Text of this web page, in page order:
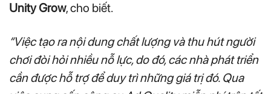
Unity Grow, cho biết.
“Việc tạo ra nội dung chất lượng và thu hút người
chơi đòi hỏi nhiều nỗ lực, do đó, các nhà phát triển
cần được hỗ trợ để duy trì những giá trị đó. Qua